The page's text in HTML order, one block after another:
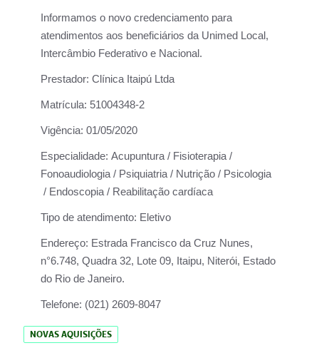
Informamos o novo credenciamento para
atendimentos aos beneficiários da Unimed Local,
Intercâmbio Federativo e Nacional.
Prestador: Clínica Itaipú Ltda
Matrícula: 51004348-2
Vigência: 01/05/2020
Especialidade: Acupuntura / Fisioterapia /
Fonoaudiologia / Psiquiatria / Nutrição / Psicologia
/ Endoscopia / Reabilitação cardíaca
Tipo de atendimento: Eletivo
Endereço: Estrada Francisco da Cruz Nunes,
n°6.748, Quadra 32, Lote 09, Itaipu, Niterói, Estado
do Rio de Janeiro.
Telefone: (021) 2609-8047
NOVAS AQUISIÇÕES